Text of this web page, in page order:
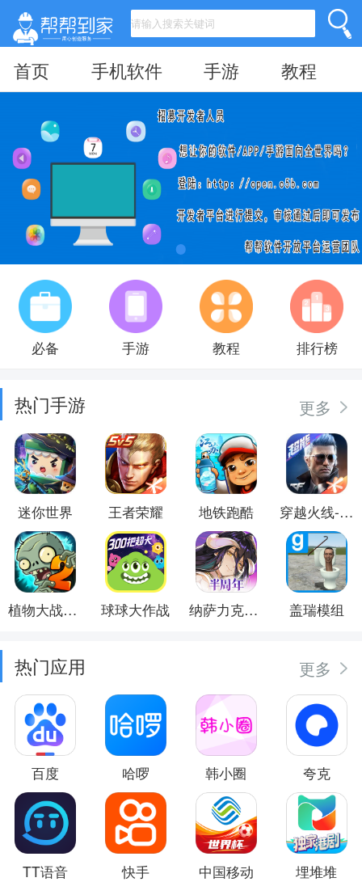
首页 手机软件 手游 教程
必备 手游 教程 排行榜
热门手游 更多
迷你世界 王者荣耀 地铁跑酷 穿越火线-枪战王者
植物大战僵尸2 球球大作战 纳萨力克之王 盖瑞模组
热门应用 更多
百度 哈啰 韩小圈 夸克
TT语音 快手 中国移动 埋堆堆